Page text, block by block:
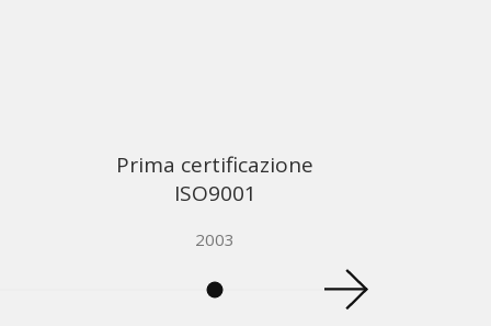
Prima certificazione
ISO9001
2003